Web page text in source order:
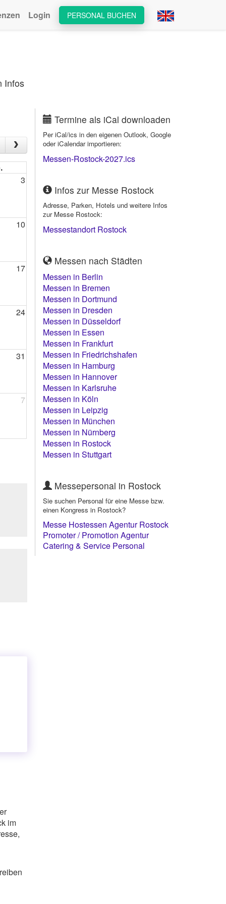
PERSONAL BUCHEN
Login
Infos
3
10
17
24
31
7
im
Termine als iCal downloaden
Per iCal/ics in den eigenen Outlook, Google
oder iCalendar importieren:
Messen-Rostock-2027.ics
Infos zur Messe Rostock
Adresse, Parken, Hotels und weitere Infos
zur Messe Rostock:
Messestandort Rostock
Messen nach Städten
Messen in Berlin
Messen in Bremen
Messen in Dortmund
Messen in Dresden
Messen in Düsseldorf
Messen in Essen
Messen in Frankfurt
Messen in Friedrichshafen
Messen in Hamburg
Messen in Hannover
Messen in Karlsruhe
Messen in Köln
Messen in Leipzig
Messen in München
Messen in Nürnberg
Messen in Rostock
Messen in Stuttgart
Messepersonal in Rostock
Sie suchen Personal für eine Messe bzw.
einen Kongress in Rostock?
Messe Hostessen Agentur Rostock
Promoter / Promotion Agentur
Rostock
Catering & Service Personal